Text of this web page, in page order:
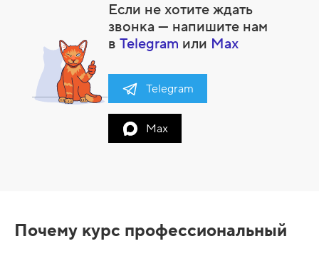
Если не хотите ждать
звонка — напишите нам
вTelegram или Max
Telegram
Max
Почему курс профессиональный